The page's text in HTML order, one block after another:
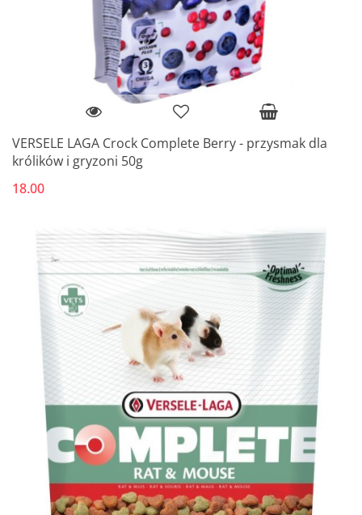
VERSELE LAGA Crock Complete Berry - przysmak dla
królików i gryzoni 50g
18.00